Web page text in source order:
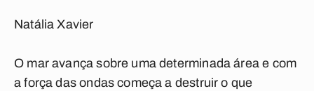
Natália Xavier
O mar avança sobre uma determinada área e com
a força das ondas começa a destruir o que